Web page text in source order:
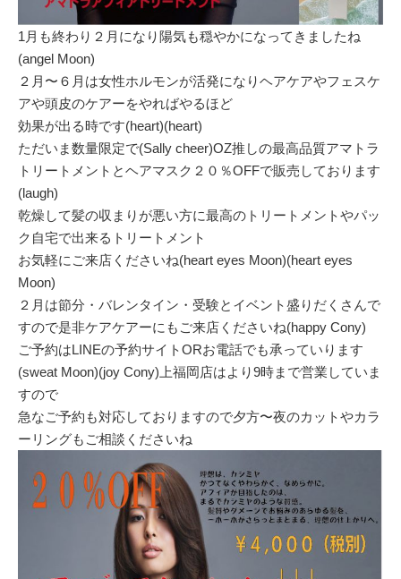
1月も終わり２月になり陽気も穏やかになってきましたね
(angel Moon)
２月〜６月は女性ホルモンが活発になりヘアケアやフェスケ
アや頭皮のケアーをやればやるほど
効果が出る時です(heart)(heart)
ただいま数量限定で(Sally cheer)OZ推しの最高品質アマトラ
トリートメントとヘアマスク２０％OFFで販売しております
(laugh)
乾燥して髪の収まりが悪い方に最高のトリートメントやパッ
ク自宅で出来るトリートメント
お気軽にご来店くださいね(heart eyes Moon)(heart eyes
Moon)
２月は節分・バレンタイン・受験とイベント盛りだくさんで
すので是非ケアケアーにもご来店くださいね(happy Cony)
ご予約はLINEの予約サイトORお電話でも承っていります
(sweat Moon)(joy Cony)上福岡店はより9時まで営業していま
すので
急なご予約も対応しておりますので夕方〜夜のカットやカラ
ーリングもご相談くださいね